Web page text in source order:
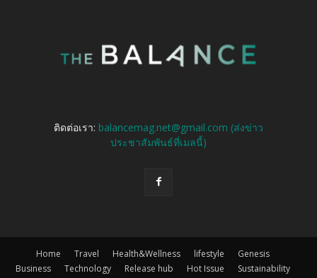
ติดต่อเรา: balancemag.net@gmail.com (ส่งข่าว
ประชาสัมพันธ์ที่เมลนี้)
Home Travel Health&Wellness lifestyle
Genesis
Business
Technology Release hub Hot Issue
Sustainability